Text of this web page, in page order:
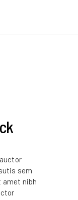
sem
amet nibh